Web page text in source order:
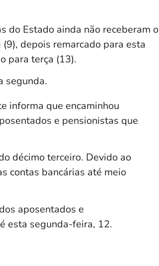
do Estado ainda não receberam o
depois remarcado para esta
para terça (13).
segunda.
informa que encaminhou
e pensionistas que
décimo terceiro. Devido ao
contas bancárias até meio
aposentados e
esta segunda-feira, 12.